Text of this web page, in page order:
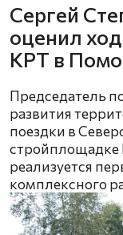
Сергей
оценил
КРТ в
Председатель
развития
поездки в
стройплощадке
реализуется
комплексного